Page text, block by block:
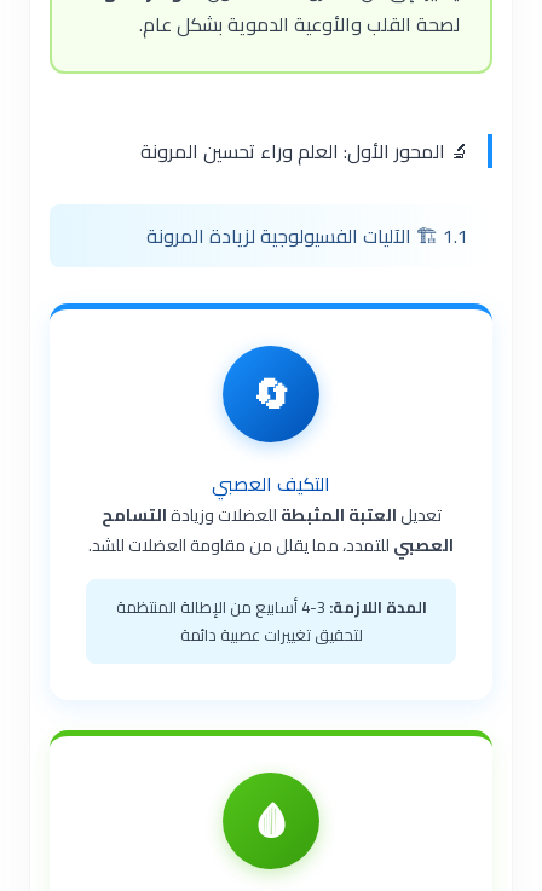
لصحة القلب والأوعية الدموية بشكل عام.
🔬 المحور الأول: العلم وراء تحسين المرونة
1.1 🏗️ الآليات الفسيولوجية لزيادة المرونة
🔄
التكيف العصبي
تعديلالعتبة المثبطةللعضلات وزيادةالتسامح
العصبيللتمدد، مما يقلل من مقاومة العضلات للشد.
المدة اللازمة:
3-4 أسابيع من الإطالة المنتظمة
لتحقيق تغييرات عصبية دائمة
🩸